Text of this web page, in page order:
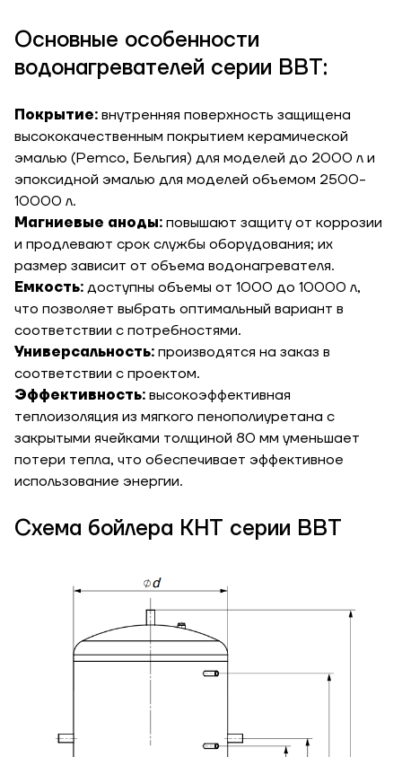
Основные особенности
водонагревателей серии ВВТ:
Покрытие: внутренняя поверхность защищена
высококачественным покрытием керамической
эмалью (Pemco, Бельгия) для моделей до 2000 л и
эпоксидной эмалью для моделей объемом 2500-
10000 л.
Магниевые аноды: повышают защиту от коррозии
и продлевают срок службы оборудования; их
размер зависит от объема водонагревателя.
Емкость: доступны объемы от 1000 до 10000 л,
что позволяет выбрать оптимальный вариант в
соответствии с потребностями.
Универсальность: производятся на заказ в
соответствии с проектом.
Эффективность: высокоэффективная
теплоизоляция из мягкого пенополиуретана с
закрытыми ячейками толщиной 80 мм уменьшает
потери тепла, что обеспечивает эффективное
использование энергии.
Схема бойлера КНТ серии ВВТ
Высота, м
Длина, м
Степень
утепления, Вт/м
кв
Гарно утеплений, 55
Необходимая
мощность, кВт
Заказать
Отправить
ЗАКАЗАТЬ УСЛУГУ МОНТАЖА
Отправить
Корзина